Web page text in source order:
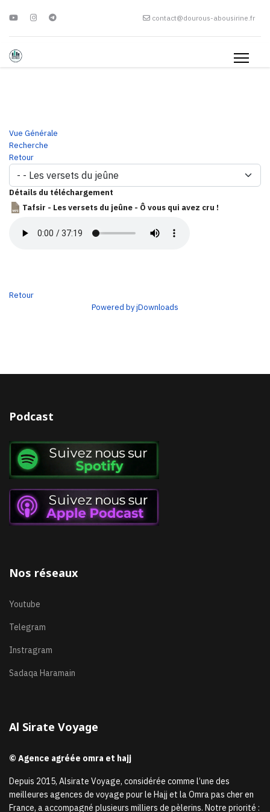
contact@dourous-abousirine.fr
Vue Générale
Recherche
Retour
Détails du téléchargement
Tafsir - Les versets du jeûne - Ô vous qui avez cru !
Retour
Powered by jDownloads
Podcast
Nos réseaux
Youtube
Telegram
Instragram
Sadaqa Haramain
Al Sirate Voyage
© Agence agréée omra et hajj
Depuis 2015, Alsirate Voyage, considérée comme l’une des
meilleures agences de voyage pour le Hajj et la Omra pas cher en
France, a accompagné plusieurs milliers de pèlerins. Notre priorité :